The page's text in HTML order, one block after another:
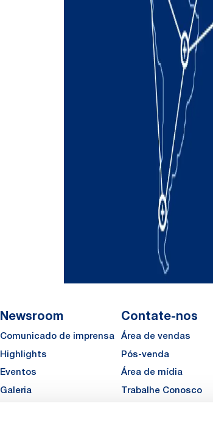
Newsroom
Comunicado de imprensa
Highlights
Eventos
Galeria
Contate-nos
Área de vendas
Pós-venda
Área de mídia
Trabalhe Conosco